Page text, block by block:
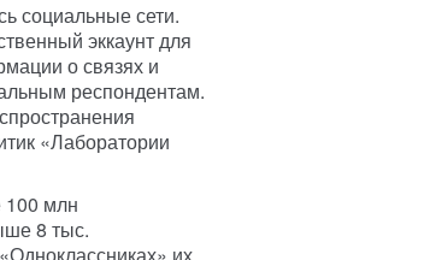
социальные сети.
эккаунт для
о связях и
респондентам.
«Лаборатории
100 млн
8 тыс.